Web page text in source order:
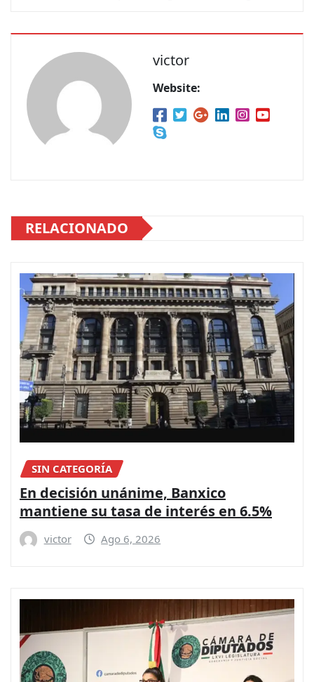
victor
Website:
RELACIONADO
SIN CATEGORÍA
En decisión unánime, Banxico
mantiene su tasa de interés en 6.5%
victor Ago 6, 2026